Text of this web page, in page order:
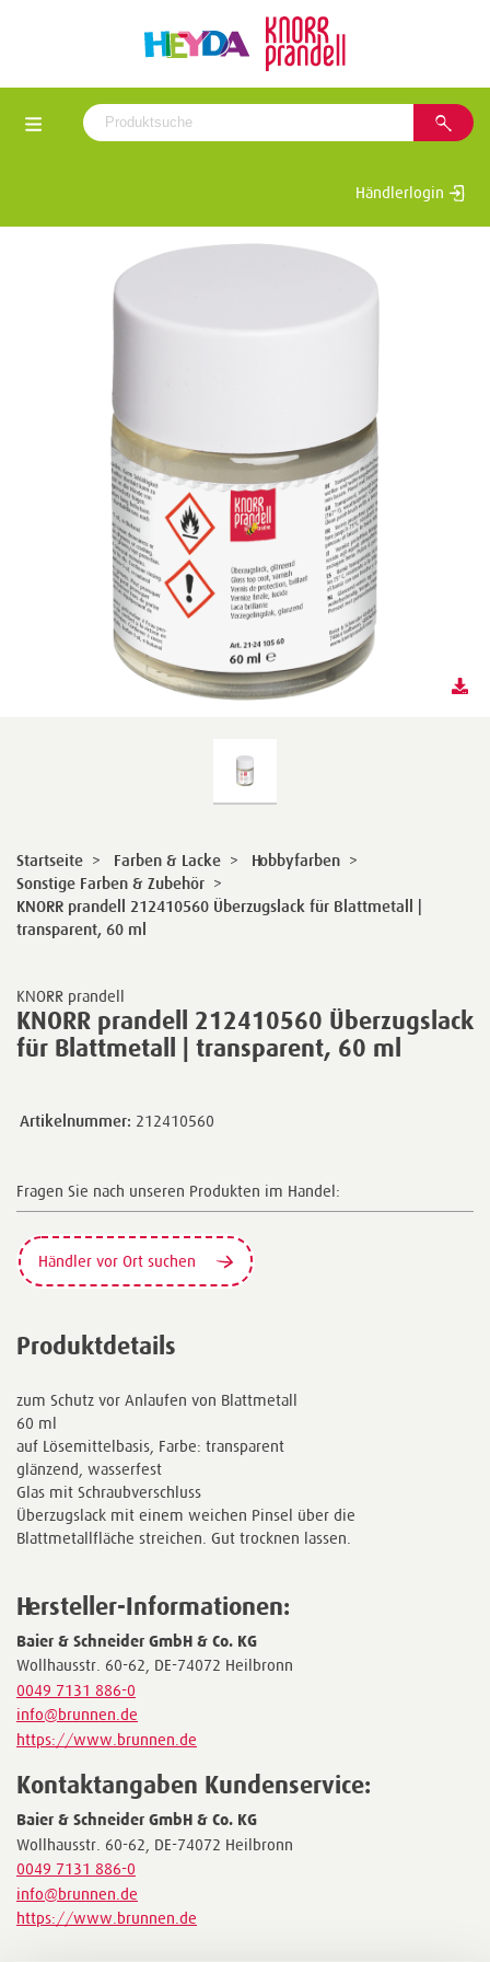
Händlerlogin
KNORR prandell
KNORR prandell 212410560 Überzugslack
für Blattmetall | transparent, 60 ml
Startseite > Farben & Lacke > Hobbyfarben >
Sonstige Farben & Zubehör >
KNORR prandell 212410560 Überzugslack für Blattmetall |
transparent, 60 ml
Artikelnummer: 212410560
Fragen Sie nach unseren Produkten im Handel:
Händler vor Ort suchen
Produktdetails
zum Schutz vor Anlaufen von Blattmetall
60 ml
auf Lösemittelbasis, Farbe: transparent
glänzend, wasserfest
Glas mit Schraubverschluss
Überzugslack mit einem weichen Pinsel über die
Blattmetallfläche streichen. Gut trocknen lassen.
Hersteller-Informationen:
Baier & Schneider GmbH & Co. KG
Wollhausstr. 60-62, DE-74072 Heilbronn
0049 7131 886-0
info@brunnen.de
https://www.brunnen.de
Kontaktangaben Kundenservice:
Baier & Schneider GmbH & Co. KG
Wollhausstr. 60-62, DE-74072 Heilbronn
0049 7131 886-0
info@brunnen.de
https://www.brunnen.de